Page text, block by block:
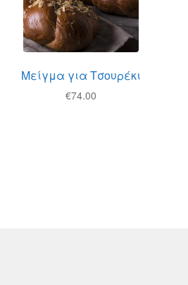
Μείγμα για Τσουρέκι
€74.00